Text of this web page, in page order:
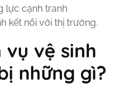
lực cạnh tranh
kết nối với thị trường.
vụ vệ sinh
những gì?